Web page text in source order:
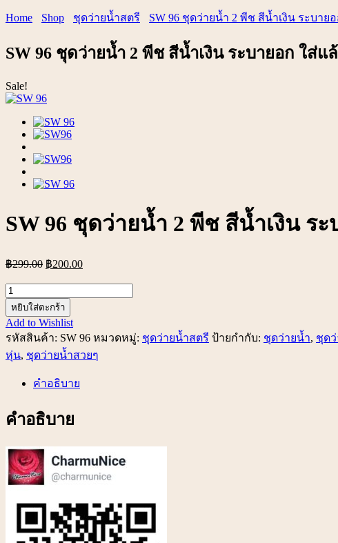
Home Shop ชุดว่ายน้ำสตรี SW 96 ชุดว่ายน้ำ 2 พีช สีน้ำเงิน ระบาย
SW 96 ชุดว่ายน้ำ 2 พีช สีน้ำเงิน ระบายอก ใส่แ
Sale!
SW 96 ชุดว่ายน้ำ 2 พีช สีน้ำเงิน ร
฿299.00 ฿200.00
จำนวน
SW
96
ชุด
ว่าย
สีน้ำเงิน
อก
ใส่
แล้ว
หุ่น
ชิ้น
หยิบใส่ตะกร้า
Add to Wishlist
รหัสสินค้า: SW 96 หมวดหมู่: ชุดว่ายน้ำสตรี ป้ายกำกับ: ชุดว่ายน้ำ, ชุด
หุ่น, ชุดว่ายน้ำสวยๆ
คำอธิบาย
คำอธิบาย